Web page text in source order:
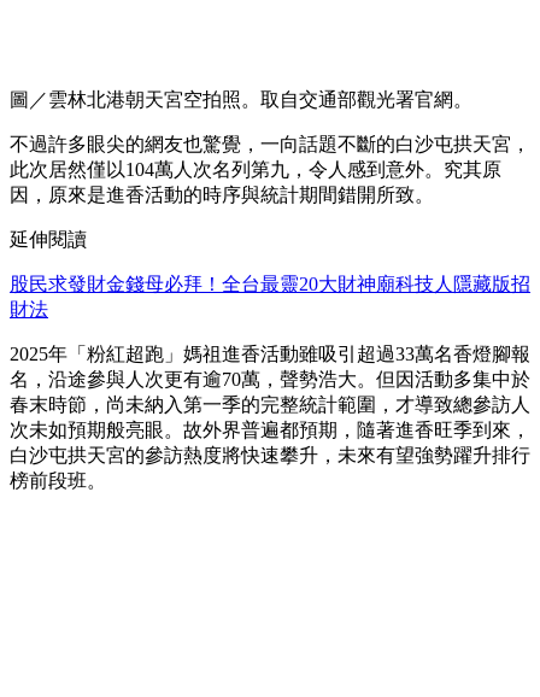
圖／雲林北港朝天宮空拍照。取自交通部觀光署官網。
不過許多眼尖的網友也驚覺，一向話題不斷的白沙屯拱天宮，
此次居然僅以104萬人次名列第九，令人感到意外。究其原
因，原來是進香活動的時序與統計期間錯開所致。
延伸閱讀
股民求發財金錢母必拜！全台最靈20大財神廟科技人隱藏版招
財法
2025年「粉紅超跑」媽祖進香活動雖吸引超過33萬名香燈腳報
名，沿途參與人次更有逾70萬，聲勢浩大。但因活動多集中於
春末時節，尚未納入第一季的完整統計範圍，才導致總參訪人
次未如預期般亮眼。故外界普遍都預期，隨著進香旺季到來，
白沙屯拱天宮的參訪熱度將快速攀升，未來有望強勢躍升排行
榜前段班。